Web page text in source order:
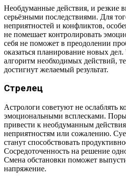
Необдуманные действия, и резкие
серьёзными последствиями. Для
неприятностей и конфликтов,
не помешает контролировать
себя не поможет в преодолении
оказаться планирование новых
алгоритм необходимых действий,
достигнут желаемый результат.
Стрелец
Астрологи советуют не ослаблять
эмоциональными всплесками.
привести к необдуманным
неприятностям или сожалению.
станут способствовать
Сосредоточенность на решение
Смена обстановки поможет
напряжение.